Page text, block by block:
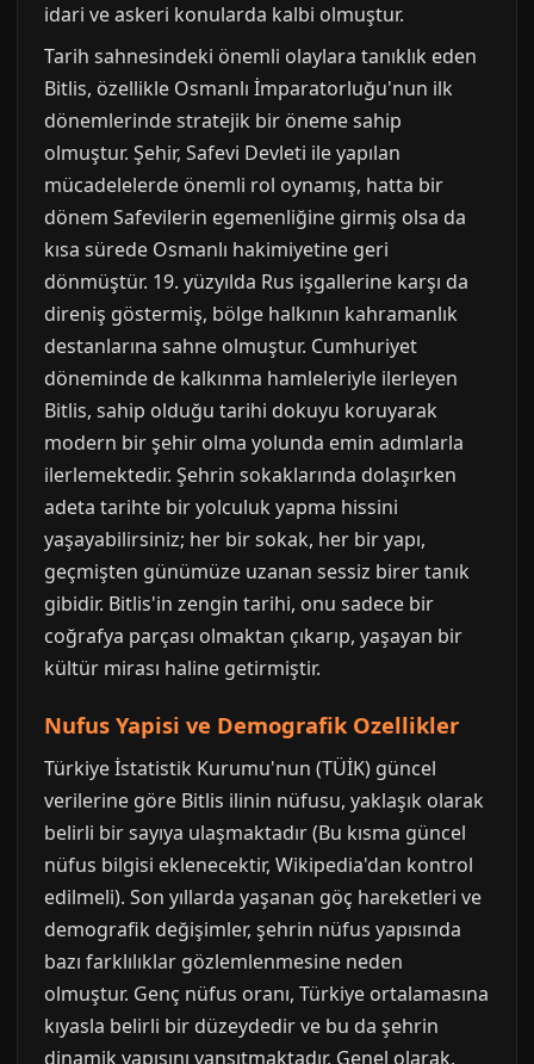
idari ve askeri konularda kalbi olmuştur.
Tarih sahnesindeki önemli olaylara tanıklık eden
Bitlis, özellikle Osmanlı İmparatorluğu'nun ilk
dönemlerinde stratejik bir öneme sahip
olmuştur. Şehir, Safevi Devleti ile yapılan
mücadelelerde önemli rol oynamış, hatta bir
dönem Safevilerin egemenliğine girmiş olsa da
kısa sürede Osmanlı hakimiyetine geri
dönmüştür. 19. yüzyılda Rus işgallerine karşı da
direniş göstermiş, bölge halkının kahramanlık
destanlarına sahne olmuştur. Cumhuriyet
döneminde de kalkınma hamleleriyle ilerleyen
Bitlis, sahip olduğu tarihi dokuyu koruyarak
modern bir şehir olma yolunda emin adımlarla
ilerlemektedir. Şehrin sokaklarında dolaşırken
adeta tarihte bir yolculuk yapma hissini
yaşayabilirsiniz; her bir sokak, her bir yapı,
geçmişten günümüze uzanan sessiz birer tanık
gibidir. Bitlis'in zengin tarihi, onu sadece bir
coğrafya parçası olmaktan çıkarıp, yaşayan bir
kültür mirası haline getirmiştir.
Nufus Yapisi ve Demografik Ozellikler
Türkiye İstatistik Kurumu'nun (TÜİK) güncel
verilerine göre Bitlis ilinin nüfusu, yaklaşık olarak
belirli bir sayıya ulaşmaktadır (Bu kısma güncel
nüfus bilgisi eklenecektir, Wikipedia'dan kontrol
edilmeli). Son yıllarda yaşanan göç hareketleri ve
demografik değişimler, şehrin nüfus yapısında
bazı farklılıklar gözlemlenmesine neden
olmuştur. Genç nüfus oranı, Türkiye ortalamasına
kıyasla belirli bir düzeydedir ve bu da şehrin
dinamik yapısını yansıtmaktadır. Genel olarak,